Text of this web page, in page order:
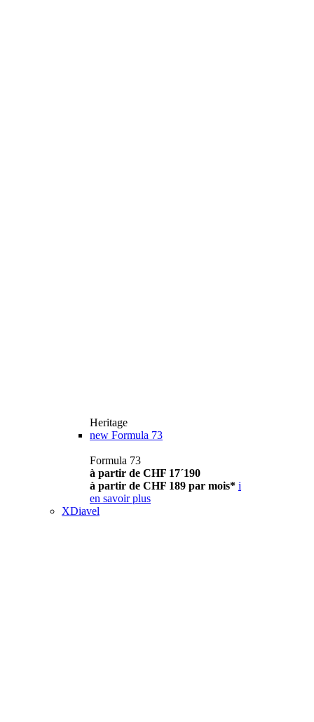
Heritage
new Formula 73
Formula 73
à partir de CHF 17´190
à partir de CHF 189 par mois* i
en savoir plus
XDiavel